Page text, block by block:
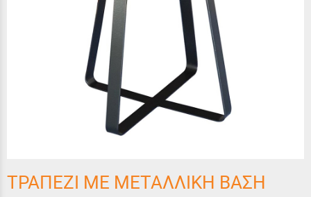
ΤΡΑΠΕΖΙ ΜΕ ΜΕΤΑΛΛΙΚΗ ΒΑΣΗ